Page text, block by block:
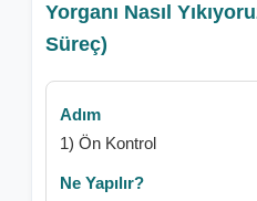
Yorganı Nasıl
Süreç)
1) Ön Kontrol